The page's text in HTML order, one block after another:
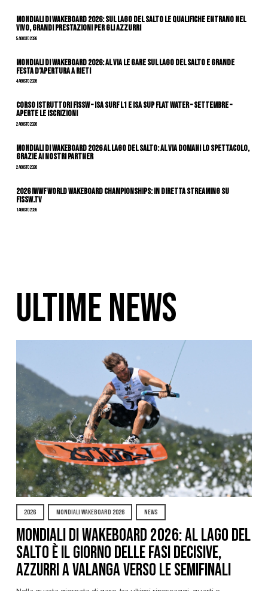
Mondiali di Wakeboard 2026: sul Lago del Salto le qualifiche entrano nel
vivo, grandi prestazioni per gli azzurri
5 Agosto 2026
Mondiali di Wakeboard 2026: al via le gare sul Lago del Salto e grande
festa d’apertura a Rieti
4 Agosto 2026
CORSO ISTRUTTORI FISSW – ISA SURF L1 e ISA SUP Flat Water – SETTEMBRE –
APERTE LE ISCRIZIONI
2 Agosto 2026
Mondiali di Wakeboard 2026 al Lago del Salto: al via domani lo spettacolo,
grazie ai nostri Partner
2 Agosto 2026
2026 IWWF WORLD WAKEBOARD CHAMPIONSHIPS: IN DIRETTA STREAMING SU
FISSW.TV
1 Agosto 2026
ULTIME NEWS
2026 MONDIALI WAKEBOARD 2026 NEWS
Mondiali di Wakeboard 2026: al Lago del
Salto è il giorno delle fasi decisive,
azzurri a valanga verso le semifinali